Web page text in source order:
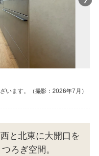
います。（撮影：2026年7月）
月）
：2026年7月）
います。（撮影：2026年7月）
と北東に大開口を
ろぎ空間。